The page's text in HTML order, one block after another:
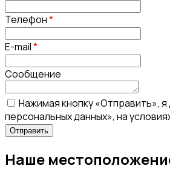
Телефон*
E-mail*
Сообщение
Нажимая кнопку «Отправить»,
персональных данных», на
Наше